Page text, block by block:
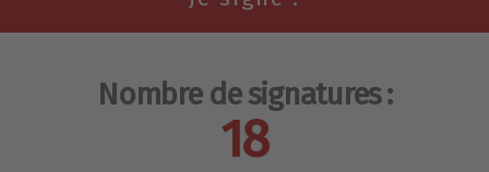
Nombre de signatures :
18